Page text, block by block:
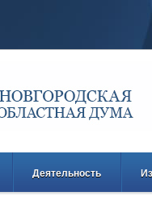
Деятельность